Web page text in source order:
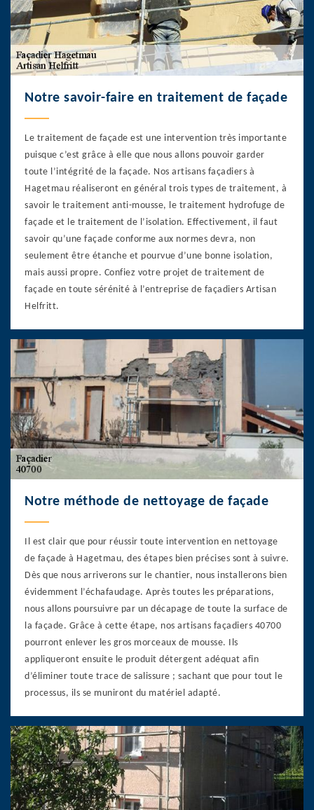
Notre savoir-faire en traitement de façade
Le traitement de façade est une intervention très importante
puisque c’est grâce à elle que nous allons pouvoir garder
toute l’intégrité de la façade. Nos artisans façadiers à
Hagetmau réaliseront en général trois types de traitement, à
savoir le traitement anti-mousse, le traitement hydrofuge de
façade et le traitement de l’isolation. Effectivement, il faut
savoir qu’une façade conforme aux normes devra, non
seulement être étanche et pourvue d’une bonne isolation,
mais aussi propre. Confiez votre projet de traitement de
façade en toute sérénité à l’entreprise de façadiers Artisan
Helfritt.
Notre méthode de nettoyage de façade
Il est clair que pour réussir toute intervention en nettoyage
de façade à Hagetmau, des étapes bien précises sont à suivre.
Dès que nous arriverons sur le chantier, nous installerons bien
évidemment l’échafaudage. Après toutes les préparations,
nous allons poursuivre par un décapage de toute la surface de
la façade. Grâce à cette étape, nos artisans façadiers 40700
pourront enlever les gros morceaux de mousse. Ils
appliqueront ensuite le produit détergent adéquat afin
d’éliminer toute trace de salissure ; sachant que pour tout le
processus, ils se muniront du matériel adapté.